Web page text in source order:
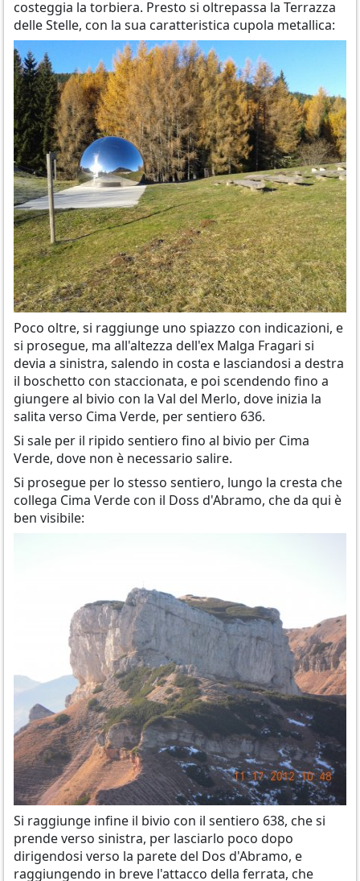
costeggia la torbiera. Presto si oltrepassa la Terrazza
delle Stelle, con la sua caratteristica cupola metallica:
Poco oltre, si raggiunge uno spiazzo con indicazioni, e
si prosegue, ma all'altezza dell'ex Malga Fragari si
devia a sinistra, salendo in costa e lasciandosi a destra
il boschetto con staccionata, e poi scendendo fino a
giungere al bivio con la Val del Merlo, dove inizia la
salita verso Cima Verde, per sentiero 636.
Si sale per il ripido sentiero fino al bivio per Cima
Verde, dove non è necessario salire.
Si prosegue per lo stesso sentiero, lungo la cresta che
collega Cima Verde con il Doss d'Abramo, che da qui è
ben visibile:
Si raggiunge infine il bivio con il sentiero 638, che si
prende verso sinistra, per lasciarlo poco dopo
dirigendosi verso la parete del Dos d'Abramo, e
raggiungendo in breve l'attacco della ferrata, che